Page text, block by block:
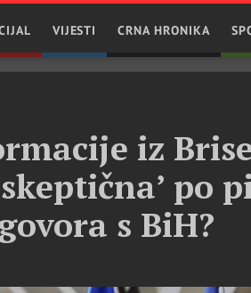
VIJESTI CRNA HRONIKA
iz
po
s BiH?